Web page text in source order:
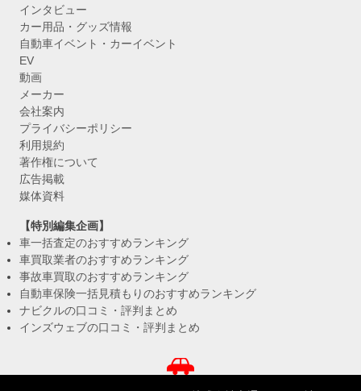
インタビュー
カー用品・グッズ情報
自動車イベント・カーイベント
EV
動画
メーカー
会社案内
プライバシーポリシー
利用規約
著作権について
広告掲載
媒体資料
【特別編集企画】
車一括査定のおすすめランキング
車買取業者のおすすめランキング
事故車買取のおすすめランキング
自動車保険一括見積もりのおすすめランキング
ナビクルの口コミ・評判まとめ
インズウェブの口コミ・評判まとめ